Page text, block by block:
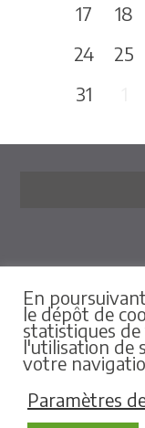
17
18
24
25
31
En
le dépôt de
statistiques
l'utilisation de
votre
Paramètres